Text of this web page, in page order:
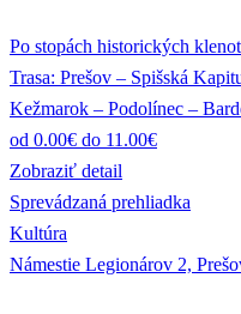
Po stopách historických
Trasa: Prešov – Spišská
Kežmarok – Podolínec –
od 0.00€ do 11.00€
Zobraziť detail
Sprevádzaná prehliadka
Kultúra
Námestie Legionárov 2,